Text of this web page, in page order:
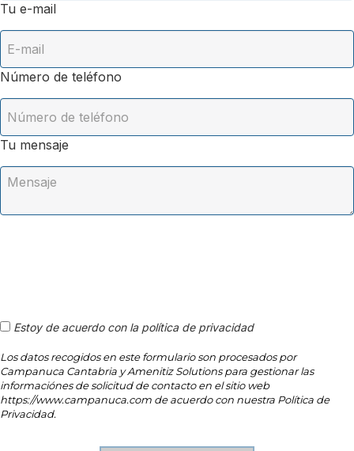
Tu e-mail
Número de teléfono
Tu mensaje
Estoy de acuerdo con la política de privacidad
Los datos recogidos en este formulario son procesados por
Campanuca Cantabria y Amenitiz Solutions para gestionar las
informaciónes de solicitud de contacto en el sitio web
https://www.campanuca.com de acuerdo con nuestra Política de
Privacidad.